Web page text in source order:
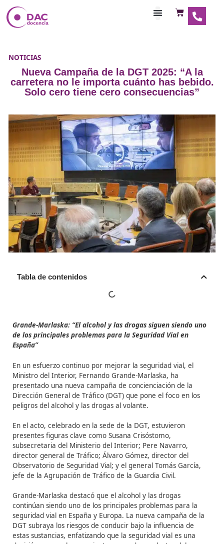
NOTICIAS
Nueva Campaña de la DGT 2025:
carretera no le importa cuánto has
Tabla de contenidos
Grande-Marlaska: “El alcohol y las drogas siguen
de los principales problemas para la Seguridad Vial en
España”
En un esfuerzo continuo por mejorar la seguridad vial,
Ministro del Interior, Fernando Grande-Marlaska, ha
presentado una nueva campaña de concienciación de
Dirección General de Tráfico (DGT) que pone el foco
peligros del alcohol y las drogas al volante.
En el acto, celebrado en la sede de la DGT, estuvieron
presentes figuras clave como Susana Crisóstomo,
subsecretaria del Ministerio del Interior; Pere Navarro,
director general de Tráfico; Álvaro Gómez, director del